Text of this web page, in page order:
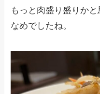
もっと肉盛り盛りか
なめでしたね。